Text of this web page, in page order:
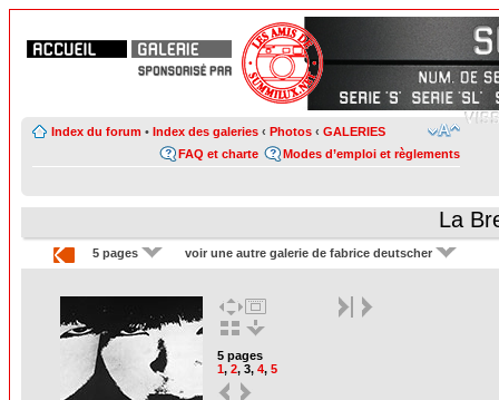
Index du forum • Index des galeries ‹ Photos ‹ GALERIES
Modes d’emploi et règlements
FAQ et charte
La
5 pages voir une autre galerie de fabrice deutscher
5 pages
1, 2, 3, 4, 5